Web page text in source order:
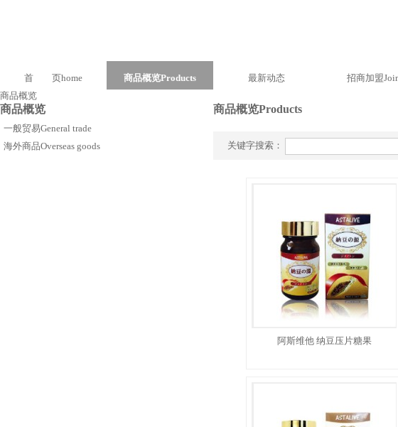
首 页home 商品概览Products 最新动态 招商加盟
商品概览
商品概览
一般贸易General trade
海外商品Overseas goods
商品概览Products
关键字搜索：
阿斯维他 纳豆压片糖果